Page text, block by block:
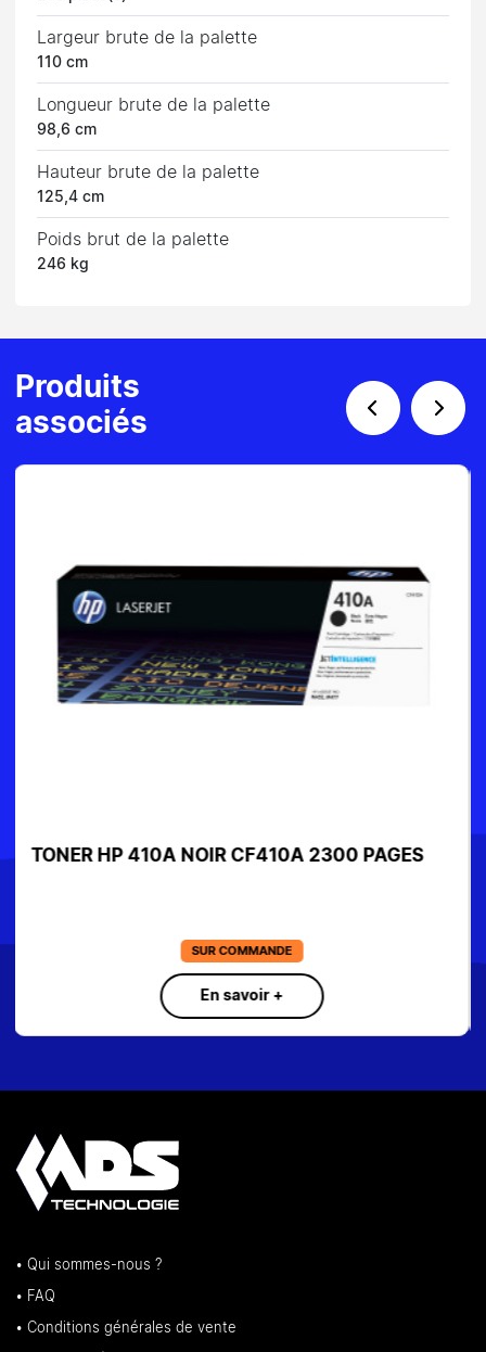
Largeur brute de la palette
110 cm
Longueur brute de la palette
98,6 cm
Hauteur brute de la palette
125,4 cm
Poids brut de la palette
246 kg
Produits
associés
TONER CANON 054H MAGENTA
EN STOCK
En savoir +
• Qui sommes-nous ?
• FAQ
• Conditions générales de vente